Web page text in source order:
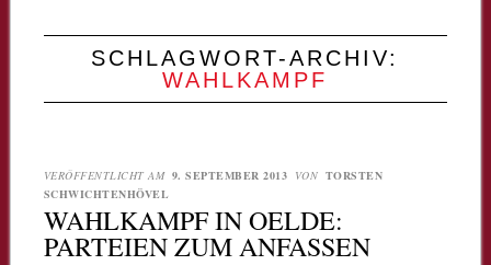
SCHLAGWORT-ARCHIV:
WAHLKAMPF
VERÖFFENTLICHT AM 9. SEPTEMBER 2013 VON TORSTEN
SCHWICHTENHÖVEL
WAHLKAMPF IN OELDE:
PARTEIEN ZUM ANFASSEN